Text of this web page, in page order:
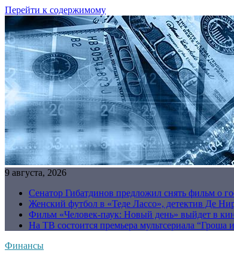
Перейти к содержимому
9 августа, 2026
Сенатор Гибатдинов предложил снять фильм о
Женский футбол в «Теде Лассо», детектив Де
Фильм «Человек-паук: Новый день» выйдет в
На ТВ состоится премьера мультсериала “Гроша
Финансы